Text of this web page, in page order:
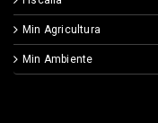
Min Agricultura
Min Ambiente